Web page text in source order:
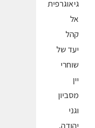
גיאוגרפית
אל
קהל
יעד של
שוחרי
יין
מסביון
וגני
יהודה,